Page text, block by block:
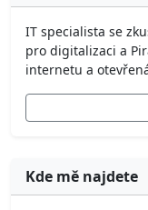
IT specialista se
pro digitalizaci a
internetu a
Kde mě najdete